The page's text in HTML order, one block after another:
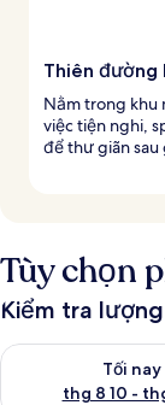
Thiên đường
Nằm trong khu
việc tiện nghi,
để thư giãn sau
Tùy chọn
Kiểm tra
Tối nay
thg 8 10 -
Kiểm tra lượng